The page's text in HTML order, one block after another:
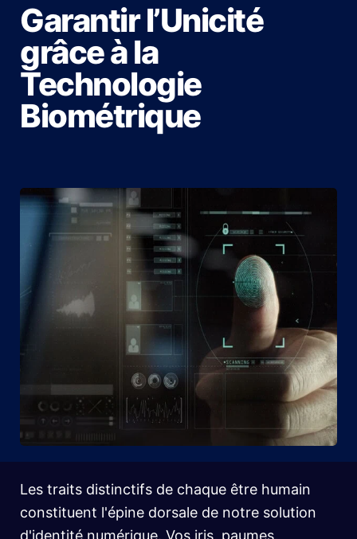
Garantir l’Unicité
grâce à la
Technologie
Biométrique
Les traits distinctifs de chaque être humain
constituent l'épine dorsale de notre solution
d'identité numérique. Vos iris, paumes,